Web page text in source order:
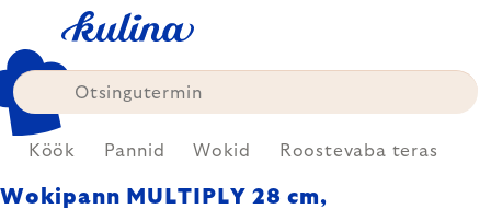
content
Köök Pannid Wokid Roostevaba teras
Wokipann MULTIPLY 28 cm,